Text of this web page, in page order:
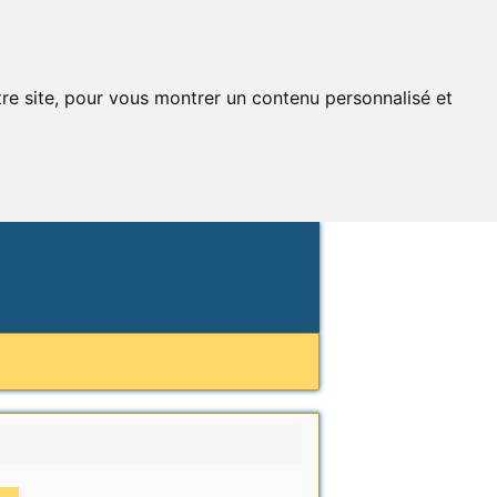
site, pour vous montrer un contenu personnalisé et